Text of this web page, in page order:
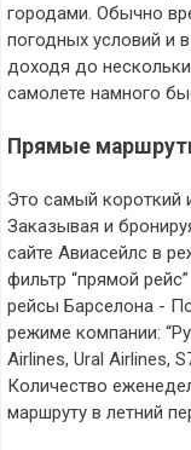
городами. Обычно
погодных условий и
доходя до
самолете намного
Прямые
Это самый короткий
Заказывая и
сайте Авиасейлс в
фильтр “прямой
рейсы Барселона -
режиме компании:
Airlines, Ural Airlines,
Количество
маршруту в летний